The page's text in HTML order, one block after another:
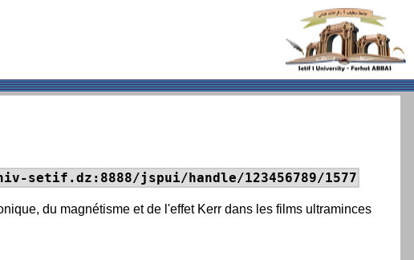
setif.dz:8888/jspui/handle/123456789/1577
du magnétisme et de l'effet Kerr dans les films ultraminces